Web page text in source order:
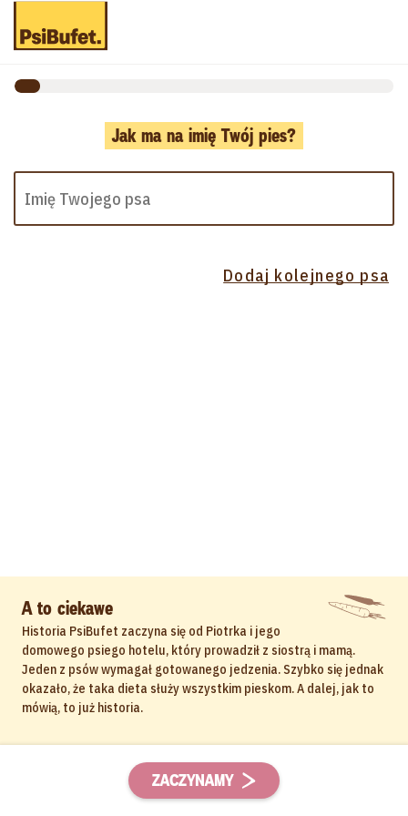
Jak ma na imię Twój pies?
Dodaj kolejnego psa
ZACZYNAMY
A to ciekawe
Historia PsiBufet zaczyna się od Piotrka i jego
domowego psiego hotelu, który prowadził z siostrą i mamą.
Jeden z psów wymagał gotowanego jedzenia. Szybko się jednak
okazało, że taka dieta służy wszystkim pieskom. A dalej, jak to
mówią, to już historia.